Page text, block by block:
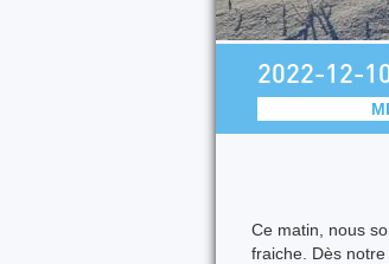
2022-12-
Ce matin, nous
fraiche. Dès